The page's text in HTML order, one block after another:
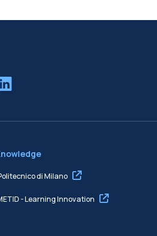
di Milano
- Learning Innovation